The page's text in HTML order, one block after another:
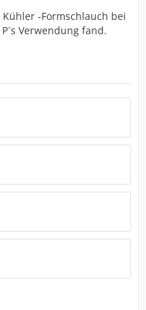
-Formschlauch bei
Verwendung fand.